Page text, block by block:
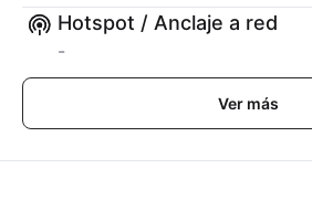
Hotspot / Anclaje a red
-
Ver más